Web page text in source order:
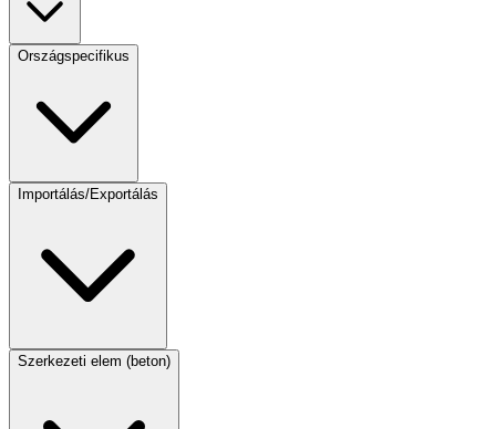
Országspecifikus
Importálás/Exportálás
Szerkezeti elem (beton)